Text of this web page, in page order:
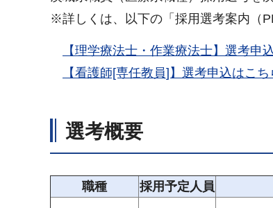
※詳しくは、以下の「採用選考案内（
【理学療法士・作業療法士】選考申
【看護師[専任教員]】選考申込はこ
選考概要
職種 採用予定人員